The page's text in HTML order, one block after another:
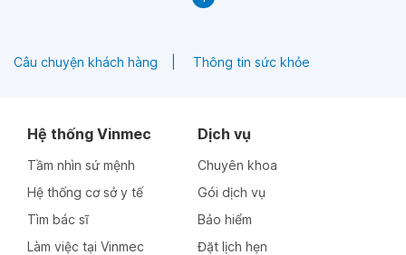
Câu chuyện khách hàng Thông tin sức khỏe
Hệ thống Vinmec
Tầm nhìn sứ mệnh
Hệ thống cơ sở y tế
Tìm bác sĩ
Làm việc tại Vinmec
Dịch vụ
Chuyên khoa
Gói dịch vụ
Bảo hiểm
Đặt lịch hẹn